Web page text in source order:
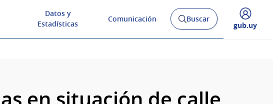
Datos y
Estadísticas
Comunicación
AbrirBuscar
Desplegar
gub.uy